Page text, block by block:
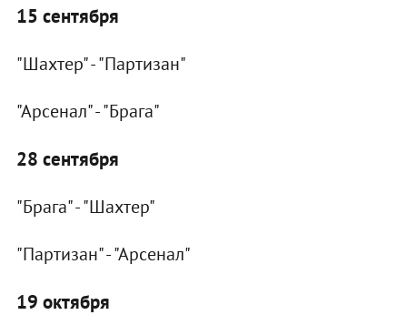
15 сентября
"Шахтер" - "Партизан"
"Арсенал" - "Брага"
28 сентября
"Брага" - "Шахтер"
"Партизан" - "Арсенал"
19 октября